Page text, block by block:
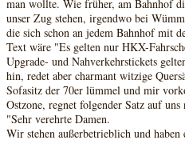
man wollte. Wie früher, am Bahnhof
unser Zug stehen, irgendwo bei
die sich schon an jedem Bahnhof mit
Text wäre "Es gelten nur HKX-
Upgrade- und Nahverkehrstickets
hin, redet aber charmant witzige
Sofasitz der 70er lümmel und mir
Ostzone, regnet folgender Satz auf uns
"Sehr verehrte Damen.
Wir stehen außerbetrieblich und